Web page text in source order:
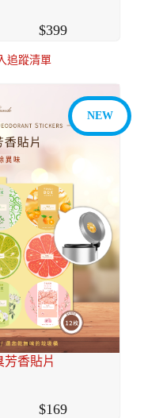
399
追蹤清單
NEW
芳香貼片
169